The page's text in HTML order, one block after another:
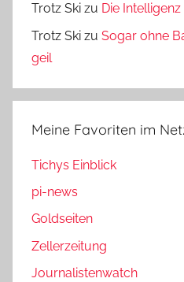
Trotz Ski zu Die
Trotz Ski zu Sogar ohne
geil
Meine Favoriten im
Tichys Einblick
pi-news
Goldseiten
Zellerzeitung
Journalistenwatch